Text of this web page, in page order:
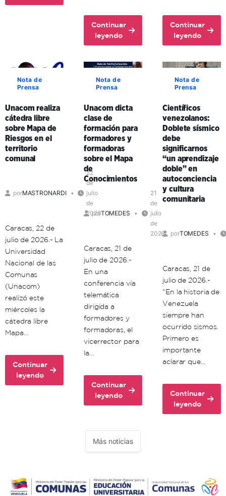
Unacom
Hugo
Chávez
Continuar
leyendo
about
Ante
guerra
cognitiva,
investigador
expresó
que
existe
la
necesidad
de
una
ética
de
la
vida
Continuar
leyendo
about
Unacom
enlaces
formativos
en
fortalecen
la
educación
universitaria
en
el
territorio
comunal
Nota de
Prensa
Unacom realiza
cátedra libre
sobre Mapa de
Riesgos en el
territorio
comunal
porMASTRONARDI
22
de
julio
de
2026
Caracas, 22 de
julio de 2026.- La
Universidad
Nacional de las
Comunas
(Unacom)
realizó este
miércoles la
cátedra libre
Mapa…
Continuar
leyendo
about
Unacom
el
territorio
Nota de
Prensa
Unacom dicta
clase de
formación para
formadores y
formadoras
sobre el Mapa
de
Conocimientos
porTOMEDES
21
de
julio
de
2026
Caracas, 21 de
julio de 2026.-
En una
conferencia vía
telemática
dirigida a
formadores y
formadoras, el
vicerrector para
la…
Continuar
leyendo
about
Unacom
de
y
formadoras
Nota de
Prensa
Científicos
venezolanos:
Doblete sísmico
debe
significarnos
“un aprendizaje
doble” en
autoconciencia
y cultura
comunitaria
porTOMEDES
Caracas, 21 de
julio de 2026.-
“En la historia de
Venezuela
siempre han
ocurrido sismos.
Primero es
importante
aclarar que…
Continuar
leyendo
about
Científicos
aprendizaje
Más noticias